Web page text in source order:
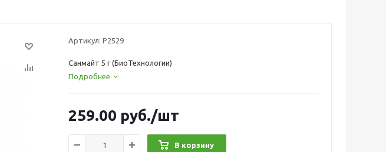
Артикул: Р2529
Санмайт 5 г (БиоТехнологии)
Подробнее
259.00 руб./шт
В корзину